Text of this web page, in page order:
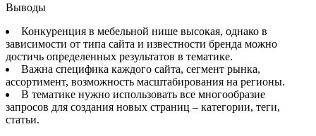
Выводы
Конкуренция в мебельной нише высокая, однако в
зависимости от типа сайта и известности бренда можно
достичь определенных результатов в тематике.
Важна специфика каждого сайта, сегмент рынка,
ассортимент, возможность масштабирования на регионы.
В тематике нужно использовать все многообразие
запросов для создания новых страниц – категории, теги,
статьи.